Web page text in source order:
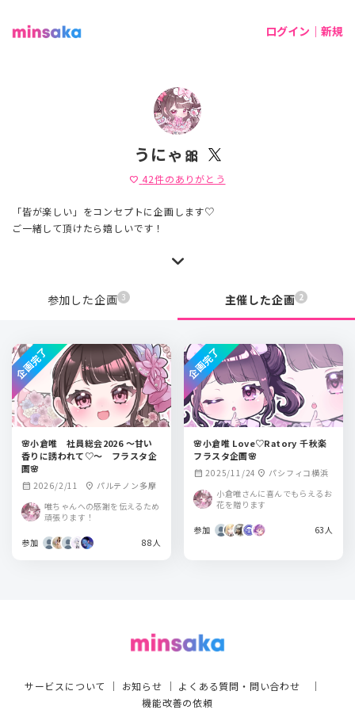
ログイン｜新規
うにゃ🎀
favorite 42件のありがとう
「皆が楽しい」をコンセプトに企画します♡
ご一緒して頂けたら嬉しいです！
参加した企画 3 主催した企画 2
🌸小倉唯 社員総会2026 ～甘い
香りに誘われて♡～ フラスタ企
画🌸
calendar_month 2026/2/11 location_on パルテノン多摩
唯ちゃんへの感謝を伝えるため
頑張ります！
参加 88人
企画完了
🌸小倉唯 Love♡Ratory 千秋楽
フラスタ企画🌸
calendar_month 2025/11/24 location_on パシフィコ横浜
小倉唯さんに喜んでもらえるお
花を贈ります
参加 63人
企画完了
サービスについて ｜ お知らせ ｜ よくある質問・問い合わせ ｜
機能改善の依頼